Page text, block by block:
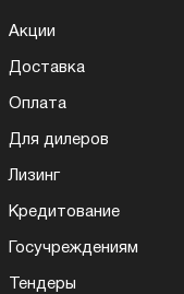
Акции
Доставка
Оплата
Для дилеров
Лизинг
Кредитование
Госучреждениям
Тендеры